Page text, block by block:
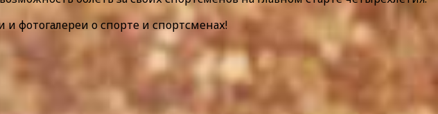
фотогалереи о спорте и спортсменах!